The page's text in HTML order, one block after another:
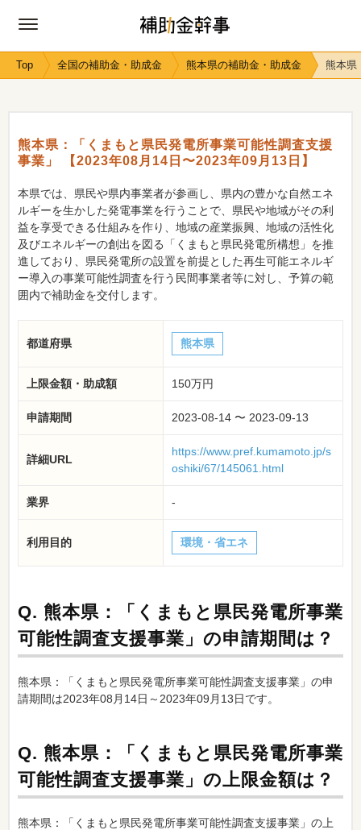
Top 全国の補助金・助成金 熊本県の補助金・助成金 熊本県
熊本県：「くまもと県民発電所事業可能性調査支援
事業」 【2023年08月14日〜2023年09月13日】
本県では、県民や県内事業者が参画し、県内の豊かな自然エネ
ルギーを生かした発電事業を行うことで、県民や地域がその利
益を享受できる仕組みを作り、地域の産業振興、地域の活性化
及びエネルギーの創出を図る「くまもと県民発電所構想」を推
進しており、県民発電所の設置を前提とした再生可能エネルギ
ー導入の事業可能性調査を行う民間事業者等に対し、予算の範
囲内で補助金を交付します。
都道府県 熊本県
上限金額・助成額 150万円
申請期間 2023-08-14 〜 2023-09-13
詳細URL
https://www.pref.kumamoto.jp/s
oshiki/67/145061.html
業界 -
利用目的 環境・省エネ
Q. 熊本県：「くまもと県民発電所事業
可能性調査支援事業」の申請期間は？
熊本県：「くまもと県民発電所事業可能性調査支援事業」の申
請期間は2023年08月14日～2023年09月13日です。
Q. 熊本県：「くまもと県民発電所事業
可能性調査支援事業」の上限金額は？
熊本県：「くまもと県民発電所事業可能性調査支援事業」の上